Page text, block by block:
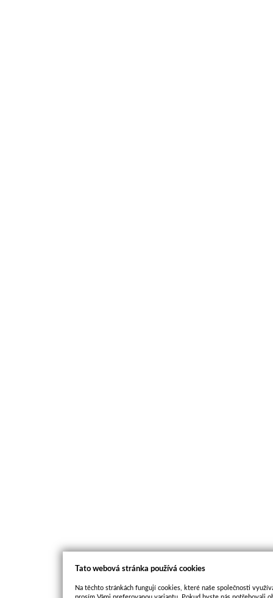
Tato webová stránka používá cookies
Na těchto stránkách fungují cookies, které naše společnosti